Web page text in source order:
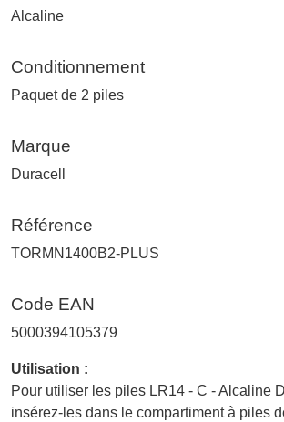
Alcaline
Conditionnement
Paquet de 2 piles
Marque
Duracell
Référence
TORMN1400B2-PLUS
Code EAN
5000394105379
Utilisation :
Pour utiliser les piles LR14 - C - Alcaline
insérez-les dans le compartiment à piles